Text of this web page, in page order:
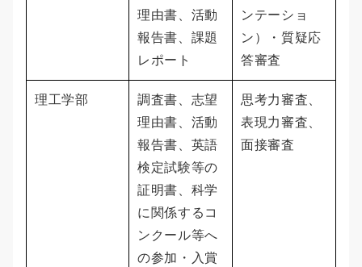
理由書、活動
報告書、課題
レポート
ンテーショ
ン）・質疑応
答審査
理工学部
調査書、志望
理由書、活動
報告書、英語
検定試験等の
証明書、科学
に関係するコ
ンクール等へ
の参加・入賞
思考力審査、
表現力審査、
面接審査